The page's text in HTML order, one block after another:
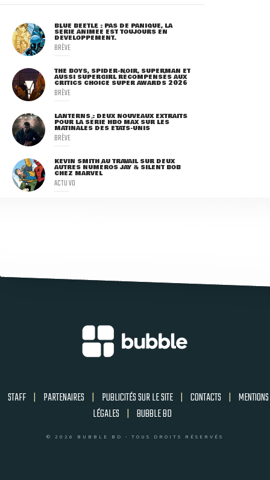
BLUE BEETLE : PAS DE PANIQUE, LA
SÉRIE ANIMÉE EST TOUJOURS EN
DÉVELOPPEMENT.
BRÈVE
THE BOYS, SPIDER-NOIR, SUPERMAN ET
AUSSI SUPERGIRL RÉCOMPENSÉS AUX
CRITICS CHOICE SUPER AWARDS 2026
BRÈVE
LANTERNS : DEUX NOUVEAUX EXTRAITS
POUR LA SÉRIE HBO MAX SUR LES
MATINALES DES ETATS-UNIS
BRÈVE
KEVIN SMITH AU TRAVAIL SUR DEUX
AUTRES NUMÉROS JAY & SILENT BOB
CHEZ MARVEL
ACTU VO
STAFF | PARTENAIRES | PUBLICITÉS SUR LE SITE | CONTACTS | MENTIONS
LÉGALES | BUBBLE BD
© 2026 BUBBLE BD - TOUS DROITS RÉSERVÉS